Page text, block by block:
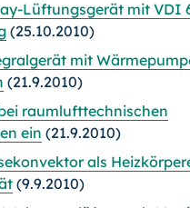
Lüftungsgerät mit VDI
(25.10.2010)
mit
(21.9.2010)
raumlufttechnischen
ein (21.9.2010)
als
(9.9.2010)